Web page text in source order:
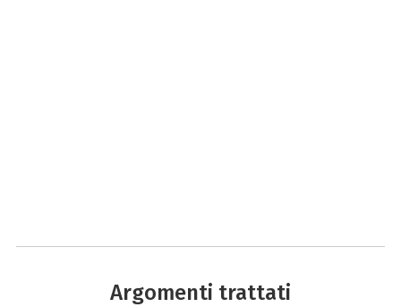
Argomenti trattati